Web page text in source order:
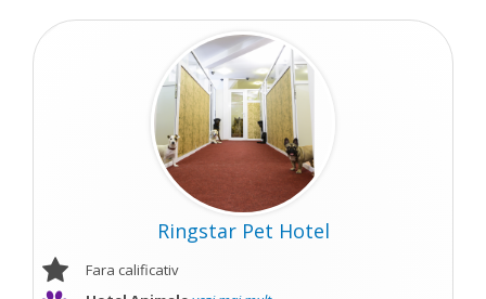
Ringstar Pet Hotel
Fara calificativ